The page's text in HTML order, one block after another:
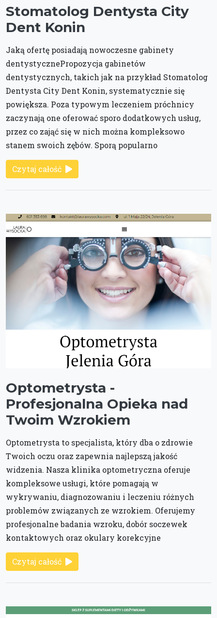
Stomatolog Dentysta City
Dent Konin
Jaką ofertę posiadają nowoczesne gabinety
dentystycznePropozycja gabinetów
dentystycznych, takich jak na przykład Stomatolog
Dentysta City Dent Konin, systematycznie się
powiększa. Poza typowym leczeniem próchnicy
zaczynają one oferować sporo dodatkowych usług,
przez co zająć się w nich można kompleksowo
stanem swoich zębów. Sporą popularno
Czytaj całość
Optometrysta -
Profesjonalna Opieka nad
Twoim Wzrokiem
Optometrysta to specjalista, który dba o zdrowie
Twoich oczu oraz zapewnia najlepszą jakość
widzenia. Nasza klinika optometryczna oferuje
kompleksowe usługi, które pomagają w
wykrywaniu, diagnozowaniu i leczeniu różnych
problemów związanych ze wzrokiem. Oferujemy
profesjonalne badania wzroku, dobór soczewek
kontaktowych oraz okulary korekcyjne
Czytaj całość